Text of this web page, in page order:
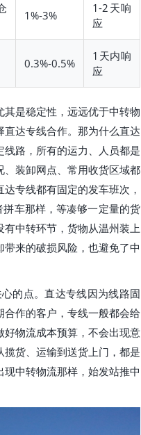
1%-3%
1-2天响
应
0.3%-0.5%
1天内响
应
是稳定性，远远优于中转物
达专线合作。那为什么直达
路，所有的运力、人员都是
装卸网点、常用收货区域都
专线都有固定的发车班次，
车那样，等凑够一定量的货
中转环节，货物从温州装上
来的破损风险，也避免了中
的点。直达专线因为线路固
作的客户，专线一般都会给
物流成本预算，不会出现意
货、运输到送货上门，都是
中转物流那样，始发站推中